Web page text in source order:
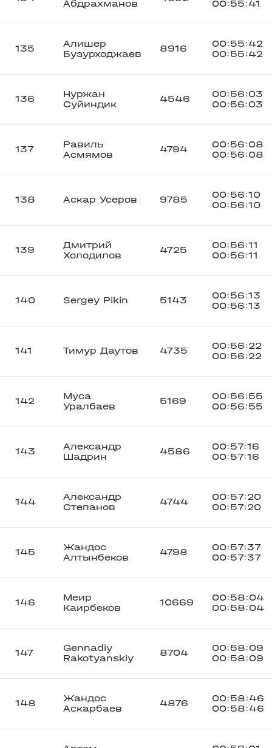
Абдрахманов
00:55:41
135
Алишер
Бузурходжаев
8916
00:55:42
00:55:42
136
Нуржан
Суйиндик
4546
00:56:03
00:56:03
137
Равиль
Асмямов
4794
00:56:08
00:56:08
138 Аскар Усеров 9785
00:56:10
00:56:10
139
Дмитрий
Холодилов
4725
00:56:11
00:56:11
140 Sergey Pikin 5143
00:56:13
00:56:13
141 Тимур Даутов 4735
00:56:22
00:56:22
142
Муса
Уралбаев
5169
00:56:55
00:56:55
143
Александр
Шадрин
4586
00:57:16
00:57:16
144
Александр
Степанов
4744
00:57:20
00:57:20
145
Жандос
Алтынбеков
4798
00:57:37
00:57:37
146
Меир
Каирбеков
10669
00:58:04
00:58:04
147
Gennadiy
Rakotyanskiy
8704
00:58:09
00:58:09
148
Жандос
Аскарбаев
4876
00:58:46
00:58:46